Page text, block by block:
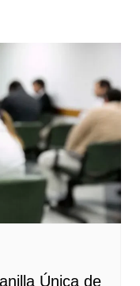
Única de